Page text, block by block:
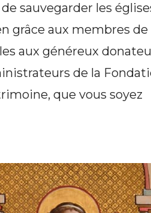
sauvegarder les
grâce aux membres de
aux généreux
de la
que vous soyez